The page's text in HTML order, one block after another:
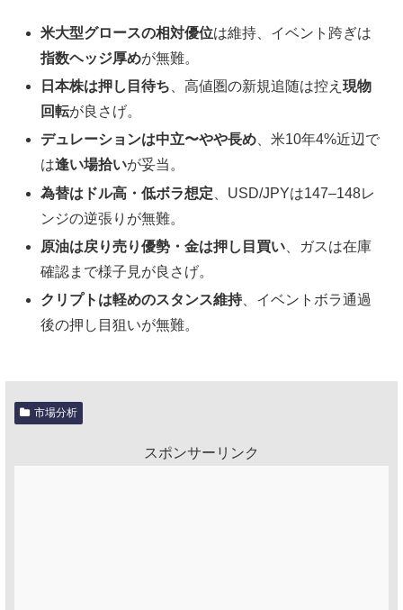
米大型グロースの相対優位は維持、イベント跨ぎは
指数ヘッジ厚めが無難。
日本株は押し目待ち 、高値圏の新規追随は控え現物
回転が良さげ。
デュレーションは中立〜やや長め 、米10年4%近辺で
は逢い場拾いが妥当。
為替はドル高・低ボラ想定 、USD/JPYは147–148レ
ンジの逆張りが無難。
原油は戻り売り優勢・金は押し目買い 、ガスは在庫
確認まで様子見が良さげ。
クリプトは軽めのスタンス維持、イベントボラ通過
後の押し目狙いが無難。
市場分析
スポンサーリンク